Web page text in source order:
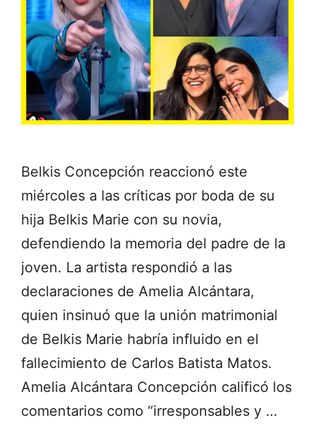
Belkis Concepción reaccionó este
miércoles a las críticas por boda de su
hija Belkis Marie con su novia,
defendiendo la memoria del padre de la
joven. La artista respondió a las
declaraciones de Amelia Alcántara,
quien insinuó que la unión matrimonial
de Belkis Marie habría influido en el
fallecimiento de Carlos Batista Matos.
Amelia Alcántara Concepción calificó los
comentarios como “irresponsables y …